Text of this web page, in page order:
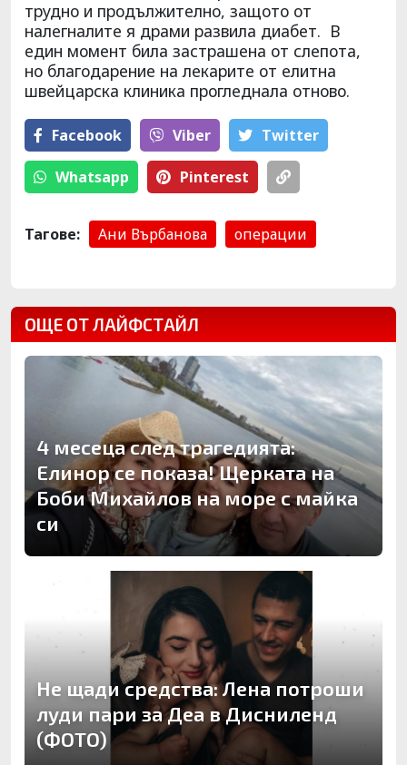
трудно и продължително, защото от
налегналите я драми развила диабет. В
един момент била застрашена от слепота,
но благодарение на лекарите от елитна
швейцарска клиника прогледнала отново.
Facebook Viber Тwitter
Whatsapp Pinterest
Тагове: Ани Върбанова операции
ОЩЕ ОТ ЛАЙФСТАЙЛ
4 месеца след трагедията:
Елинор се показа! Щерката на
Боби Михайлов на море с майка
си
Не щади средства: Лена потроши
луди пари за Деа в Дисниленд
(ФОТО)